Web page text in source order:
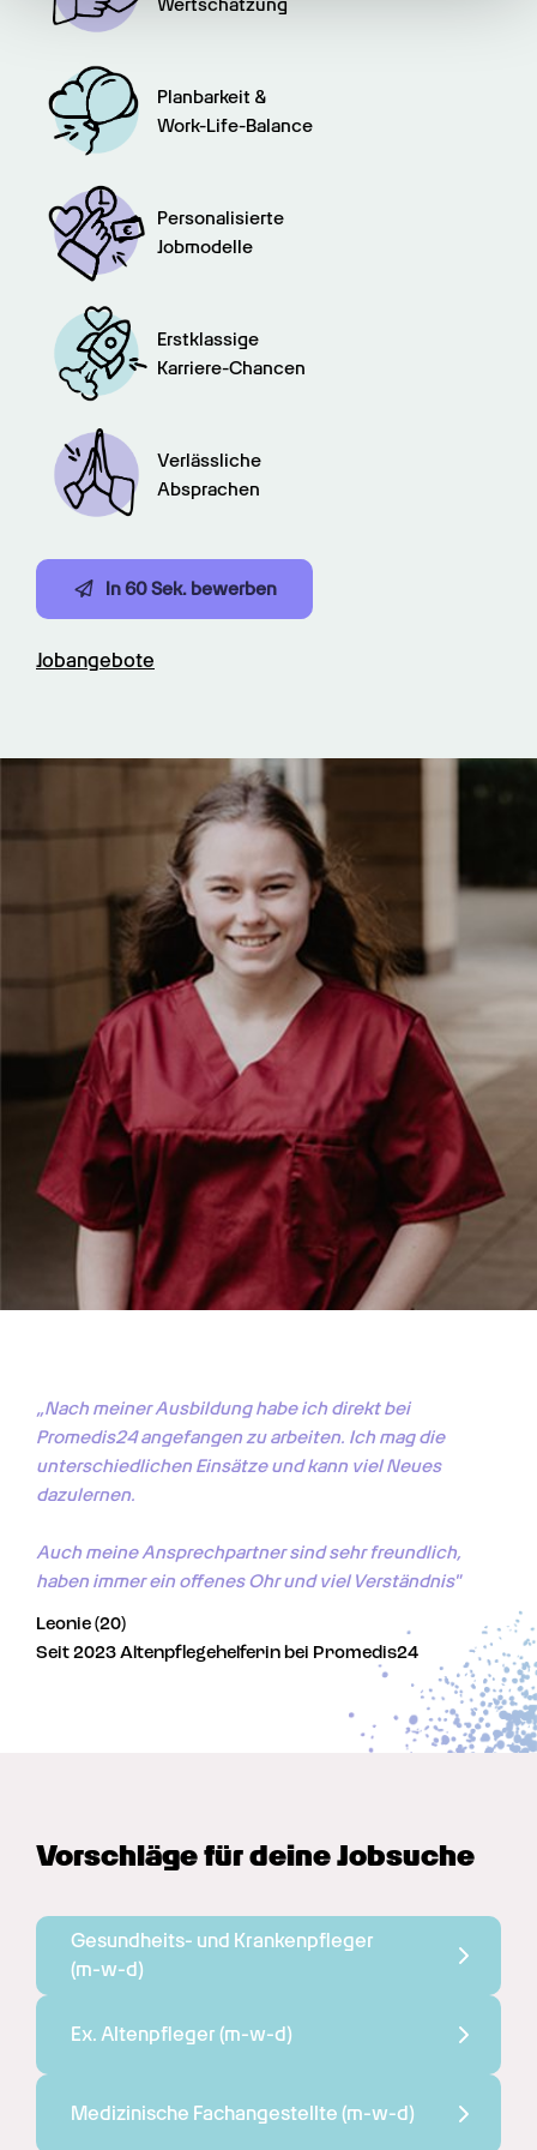
gesammelt haben.Wertschätzung
Planbarkeit &
Work-Life-Balance
Personalisierte
Jobmodelle
Erstklassige
Karriere-Chancen
Verlässliche
Absprachen
In 60 Sek. bewerben
Jobangebote
„Nach meiner Ausbildung habe ich direkt bei
Promedis24 angefangen zu arbeiten. Ich mag die
unterschiedlichen Einsätze und kann viel Neues
dazulernen.
Auch meine Ansprechpartner sind sehr freundlich,
haben immer ein offenes Ohr und viel Verständnis"
Leonie (20)
Seit 2023 Altenpflegehelferin bei Promedis24
Vorschläge für deine Jobsuche
(m-w-d)
Ex. Altenpfleger (m-w-d)
Medizinische Fachangestellte (m-w-d)